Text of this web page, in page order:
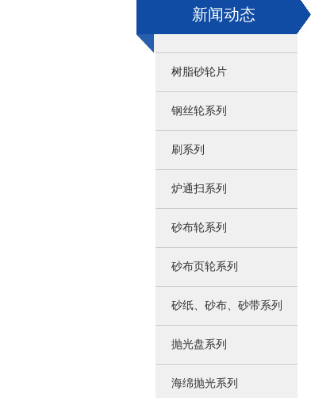
新闻动态
树脂砂轮片
钢丝轮系列
刷系列
炉通扫系列
砂布轮系列
砂布页轮系列
砂纸、砂布、砂带系列
抛光盘系列
海绵抛光系列